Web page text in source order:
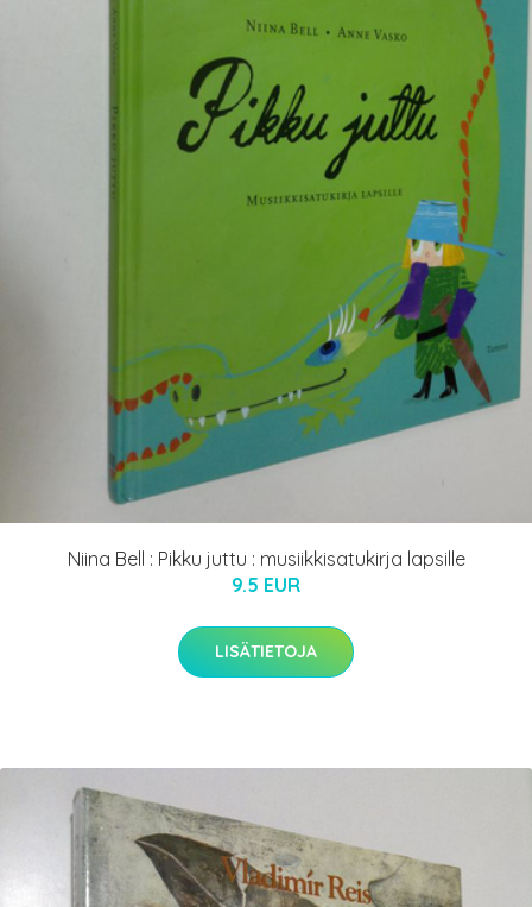
Niina Bell : Pikku juttu : musiikkisatukirja lapsille
9.5 EUR
LISÄTIETOJA